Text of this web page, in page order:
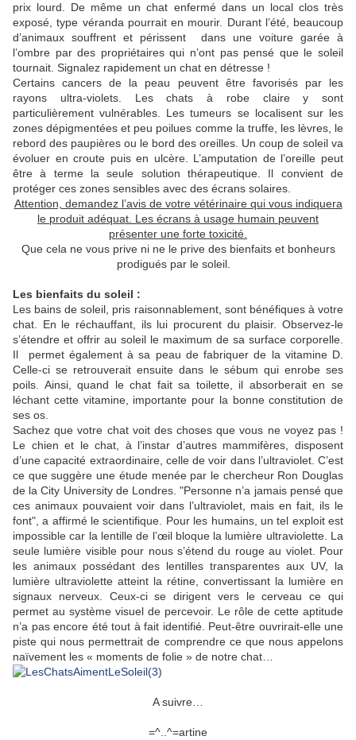
prix lourd. De même un chat enfermé dans un local clos très
exposé, type véranda pourrait en mourir. Durant l’été, beaucoup
d’animaux souffrent et périssent dans une voiture garée à
l’ombre par des propriétaires qui n’ont pas pensé que le soleil
tournait. Signalez rapidement un chat en détresse !
Certains cancers de la peau peuvent être favorisés par les
rayons ultra-violets. Les chats à robe claire y sont
particulièrement vulnérables. Les tumeurs se localisent sur les
zones dépigmentées et peu poilues comme la truffe, les lèvres, le
rebord des paupières ou le bord des oreilles. Un coup de soleil va
évoluer en croute puis en ulcère. L’amputation de l’oreille peut
être à terme la seule solution thérapeutique. Il convient de
protéger ces zones sensibles avec des écrans solaires.
Attention, demandez l’avis de votre vétérinaire qui vous indiquera
le produit adéquat. Les écrans à usage humain peuvent
présenter une forte toxicité.
Que cela ne vous prive ni ne le prive des bienfaits et bonheurs
prodigués par le soleil.
Les bienfaits du soleil :
Les bains de soleil, pris raisonnablement, sont bénéfiques à votre
chat. En le réchauffant, ils lui procurent du plaisir. Observez-le
s’étendre et offrir au soleil le maximum de sa surface corporelle.
Il permet également à sa peau de fabriquer de la vitamine D.
Celle-ci se retrouverait ensuite dans le sébum qui enrobe ses
poils. Ainsi, quand le chat fait sa toilette, il absorberait en se
léchant cette vitamine, importante pour la bonne constitution de
ses os.
Sachez que votre chat voit des choses que vous ne voyez pas !
Le chien et le chat, à l’instar d’autres mammifères, disposent
d’une capacité extraordinaire, celle de voir dans l’ultraviolet. C’est
ce que suggère une étude menée par le chercheur Ron Douglas
de la City University de Londres. "Personne n’a jamais pensé que
ces animaux pouvaient voir dans l’ultraviolet, mais en fait, ils le
font", a affirmé le scientifique. Pour les humains, un tel exploit est
impossible car la lentille de l’œil bloque la lumière ultraviolette. La
seule lumière visible pour nous s’étend du rouge au violet. Pour
les animaux possédant des lentilles transparentes aux UV, la
lumière ultraviolette atteint la rétine, convertissant la lumière en
signaux nerveux. Ceux-ci se dirigent vers le cerveau ce qui
permet au système visuel de percevoir. Le rôle de cette aptitude
n’a pas encore été tout à fait identifié. Peut-être ouvrirait-elle une
piste qui nous permettrait de comprendre ce que nous appelons
naïvement les « moments de folie » de notre chat…
A suivre…
=^..^=artine